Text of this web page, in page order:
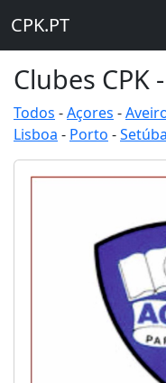
CPK.PT
Clubes CPK
Todos -Açores -
Lisboa - Porto -